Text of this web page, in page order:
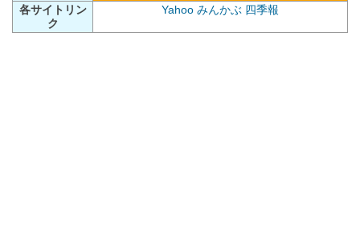
各サイトリン
ク
Yahoo みんかぶ 四季報